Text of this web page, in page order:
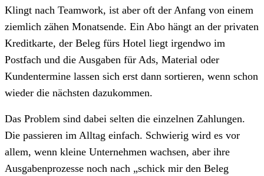
Klingt nach Teamwork, ist aber oft der Anfang von einem
ziemlich zähen Monatsende. Ein Abo hängt an der privaten
Kreditkarte, der Beleg fürs Hotel liegt irgendwo im
Postfach und die Ausgaben für Ads, Material oder
Kundentermine lassen sich erst dann sortieren, wenn schon
wieder die nächsten dazukommen.
Das Problem sind dabei selten die einzelnen Zahlungen.
Die passieren im Alltag einfach. Schwierig wird es vor
allem, wenn kleine Unternehmen wachsen, aber ihre
Ausgabenprozesse noch nach „schick mir den Beleg